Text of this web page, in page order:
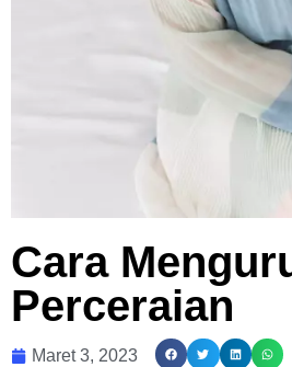
Cara
Perceraian
Maret 3, 2023